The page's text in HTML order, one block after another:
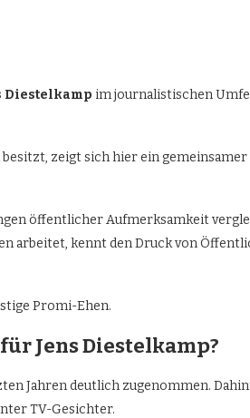
Diestelkamp im journalistischen
zeigt sich hier ein gemeinsamer
öffentlicher Aufmerksamkeit
arbeitet, kennt den Druck von
Promi-Ehen.
Jens Diestelkamp?
Jahren deutlich zugenommen.
TV-Gesichter.